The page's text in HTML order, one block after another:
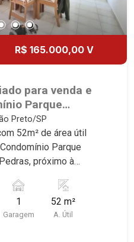
R$ 165.000,00 V
para venda e
Parque
Pedras,
Barão De mauá -
Preto/SP
52m² de área útil
Parque
próximo à
as
que a Martinelli
de área
1
Garagem
52 m²
A. Útil